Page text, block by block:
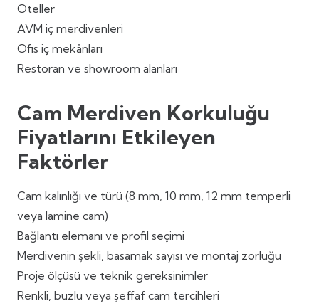
Oteller
AVM iç merdivenleri
Ofis iç mekânları
Restoran ve showroom alanları
Cam Merdiven Korkuluğu
Fiyatlarını Etkileyen
Faktörler
Cam kalınlığı ve türü (8 mm, 10 mm, 12 mm temperli
veya lamine cam)
Bağlantı elemanı ve profil seçimi
Merdivenin şekli, basamak sayısı ve montaj zorluğu
Proje ölçüsü ve teknik gereksinimler
Renkli, buzlu veya şeffaf cam tercihleri